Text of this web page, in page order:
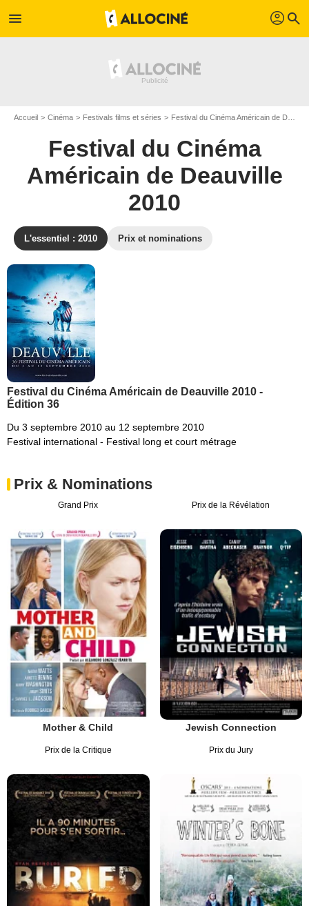
menu profil search
Accueil Cinéma Festivals films et séries Festival du Cinéma Américain de Deauville
Festival du Cinéma
Américain de Deauville
2010
L'essentiel : 2010 Prix et nominations
Festival du Cinéma Américain de Deauville 2010 -
Édition 36
Du 3 septembre 2010 au 12 septembre 2010
Festival international - Festival long et court métrage
Prix & Nominations
Grand Prix
Mother & Child
Prix de la Révélation
Jewish Connection
Prix de la Critique Prix du Jury